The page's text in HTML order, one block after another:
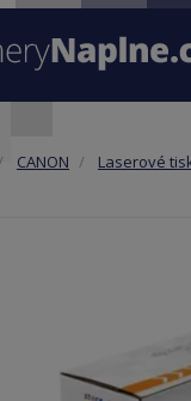
CANON Laserové